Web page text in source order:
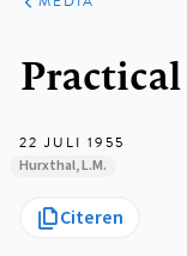
22 JULI 1955
Hurxthal, L.M.
Citeren